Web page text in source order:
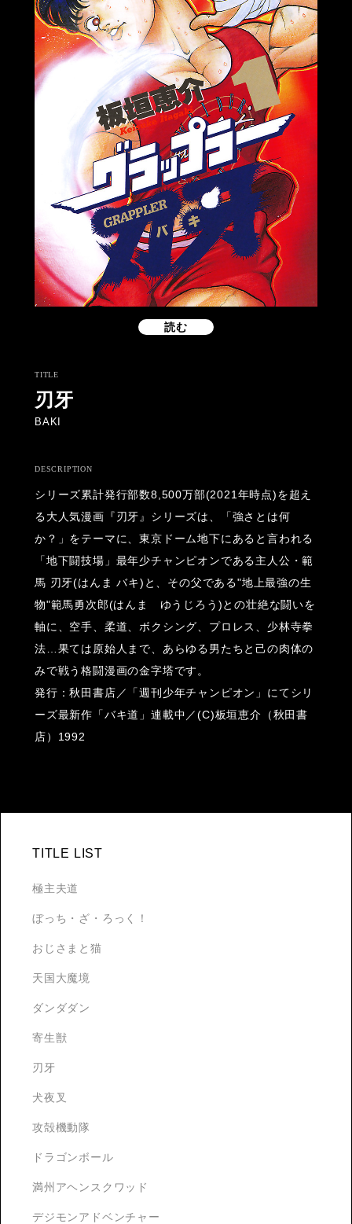
読む
TITLE
刃牙
BAKI
DESCRIPTION
シリーズ累計発行部数8,500万部(2021年時点)を超え
る大人気漫画『刃牙』シリーズは、「強さとは何
か？」をテーマに、東京ドーム地下にあると言われる
「地下闘技場」最年少チャンピオンである主人公・範
馬 刃牙(はんま バキ)と、その父である"地上最強の生
物"範馬勇次郎(はんま ゆうじろう)との壮絶な闘いを
軸に、空手、柔道、ボクシング、プロレス、少林寺拳
法…果ては原始人まで、あらゆる男たちと己の肉体の
みで戦う格闘漫画の金字塔です。
発行：秋田書店／「週刊少年チャンピオン」にてシリ
ーズ最新作「バキ道」連載中／(C)板垣恵介（秋田書
店）1992
TITLE LIST
極主夫道
ぼっち・ざ・ろっく！
おじさまと猫
天国大魔境
ダンダダン
寄生獣
刃牙
犬夜叉
攻殻機動隊
ドラゴンボール
満州アヘンスクワッド
デジモンアドベンチャー